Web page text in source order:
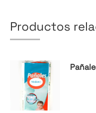
Productos